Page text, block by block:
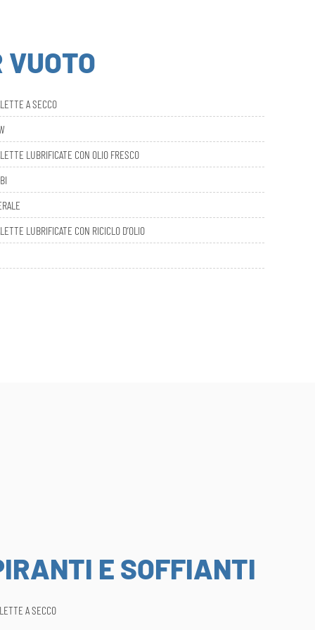
VUOTO
A SECCO
LUBRIFICATE CON OLIO FRESCO
LUBRIFICATE CON RICICLO D’OLIO
E SOFFIANTI
A SECCO